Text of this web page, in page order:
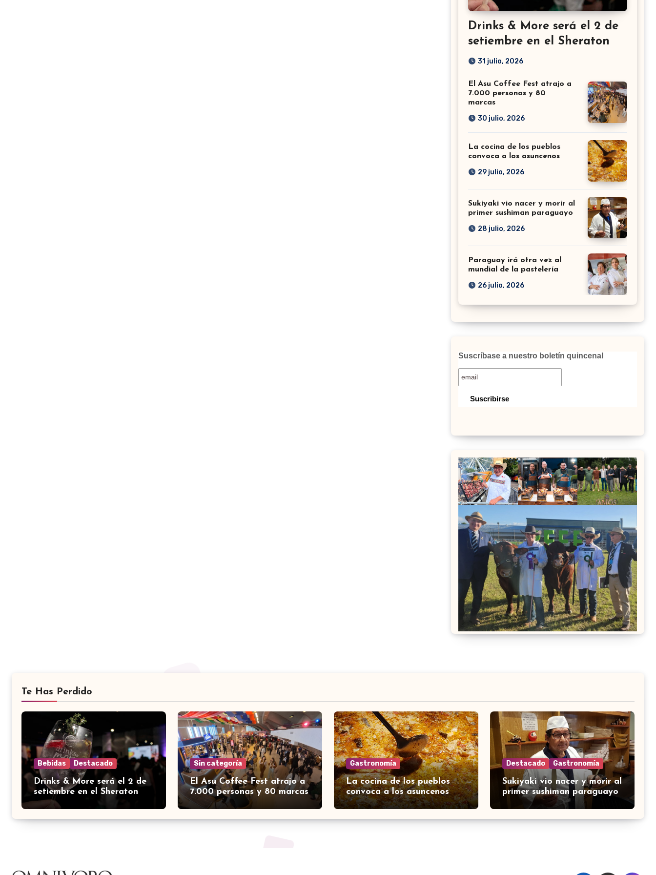
Drinks & More será el 2 de
setiembre en el Sheraton
31 julio, 2026
El Asu Coffee Fest atrajo a
7.000 personas y 80
marcas
30 julio, 2026
La cocina de los pueblos
convoca a los asuncenos
29 julio, 2026
Sukiyaki vio nacer y morir al
primer sushiman paraguayo
28 julio, 2026
Paraguay irá otra vez al
mundial de la pastelería
26 julio, 2026
Suscríbase a nuestro boletín quincenal
Te Has Perdido
Bebidas Destacado
Drinks & More será el 2 de
setiembre en el Sheraton
Sin categoría
El Asu Coffee Fest atrajo a
7.000 personas y 80 marcas
Gastronomía
La cocina de los pueblos
convoca a los asuncenos
Destacado Gastronomía
Sukiyaki vio nacer y morir al
primer sushiman paraguayo